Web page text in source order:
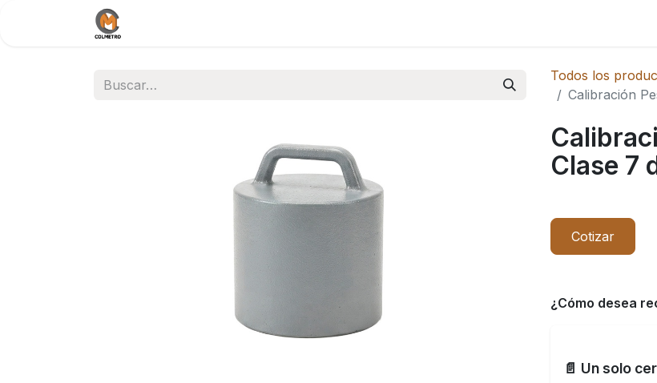
Todos los
Calibración
Clase 7
Cotizar
¿Cómo desea
📄 Un solo